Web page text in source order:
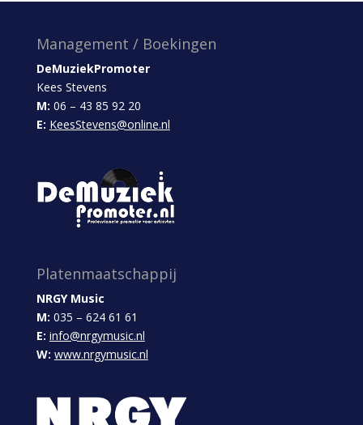
Management / Boekingen
DeMuziekPromoter
Kees Stevens
M: 06 – 43 85 92 20
E: KeesStevens@online.nl
Platenmaatschappij
NRGY Music
M: 035 – 624 61 61
E: info@nrgymusic.nl
W: www.nrgymusic.nl